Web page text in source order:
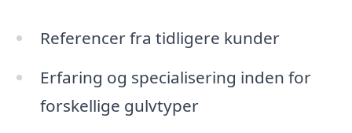
Referencer fra tidligere kunder
Erfaring og specialisering inden for
forskellige gulvtyper